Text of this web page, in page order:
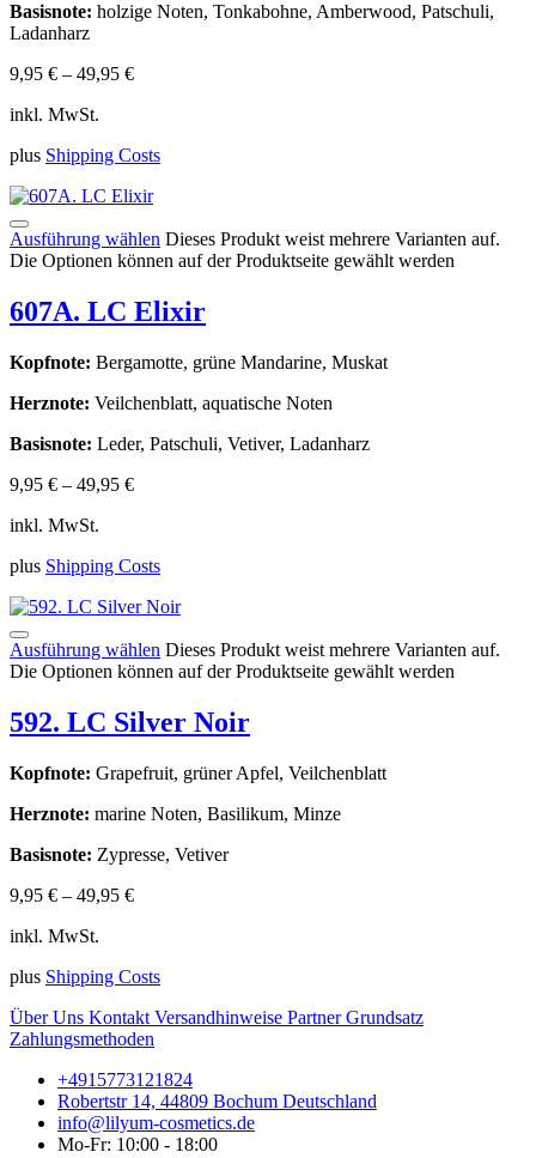
Basisnote: holzige Noten, Tonkabohne, Amberwood, Patschuli,
Ladanharz
9,95 € – 49,95 €
inkl. MwSt.
plus Shipping Costs
Ausführung wählen Dieses Produkt weist mehrere Varianten auf.
Die Optionen können auf der Produktseite gewählt werden
607A. LC Elixir
Kopfnote: Bergamotte, grüne Mandarine, Muskat
Herznote: Veilchenblatt, aquatische Noten
Basisnote: Leder, Patschuli, Vetiver, Ladanharz
9,95 € – 49,95 €
inkl. MwSt.
plus Shipping Costs
Ausführung wählen Dieses Produkt weist mehrere Varianten auf.
Die Optionen können auf der Produktseite gewählt werden
592. LC Silver Noir
Kopfnote: Grapefruit, grüner Apfel, Veilchenblatt
Herznote: marine Noten, Basilikum, Minze
Basisnote: Zypresse, Vetiver
9,95 € – 49,95 €
inkl. MwSt.
plus Shipping Costs
Über Uns Kontakt Versandhinweise PartnerGrundsatz
Zahlungsmethoden
+4915773121824
Robertstr 14, 44809 Bochum Deutschland
info@lilyum-cosmetics.de
Mo-Fr: 10:00 - 18:00